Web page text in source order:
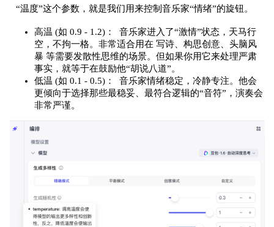
“温度”这个参数，就是我们用来控制音乐家“情绪”的旋钮。
高温 (如 0.9 - 1.2)： 音乐家进入了“激情”状态，天马行
空，不拘一格。非常适合用在 写诗、构思创意、头脑风
暴 等需要发散性思维的场景。但如果你用它来处理严肃
事实，就等于在鼓励他“胡说八道”。
低温 (如 0.1 - 0.5)： 音乐家情绪稳定，冷静专注。他会
更倾向于选择那些最稳妥、最符合逻辑的“音符”，演奏会
非常严谨。